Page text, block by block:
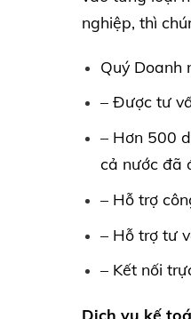
nghiệp, thì
Quý Doanh
– Được tư
– Hơn 500
cả nước đã
– Hỗ trợ
– Hỗ trợ tư
– Kết nối
Dịch vụ kế